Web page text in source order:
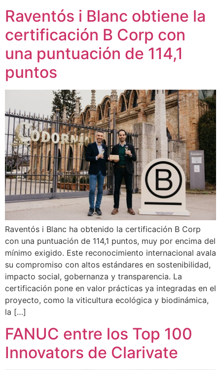
Raventós i Blanc obtiene la
certificación B Corp con
una puntuación de 114,1
puntos
Raventós i Blanc ha obtenido la certificación B Corp
con una puntuación de 114,1 puntos, muy por encima del
mínimo exigido. Este reconocimiento internacional avala
su compromiso con altos estándares en sostenibilidad,
impacto social, gobernanza y transparencia. La
certificación pone en valor prácticas ya integradas en el
proyecto, como la viticultura ecológica y biodinámica,
la […]
FANUC entre los Top 100
Innovators de Clarivate